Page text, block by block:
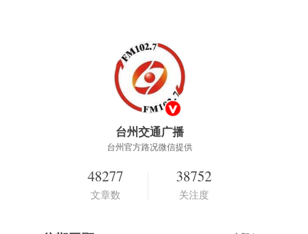
台州交通广播
台州官方路况微信提供
48277
文章数
38752
关注度